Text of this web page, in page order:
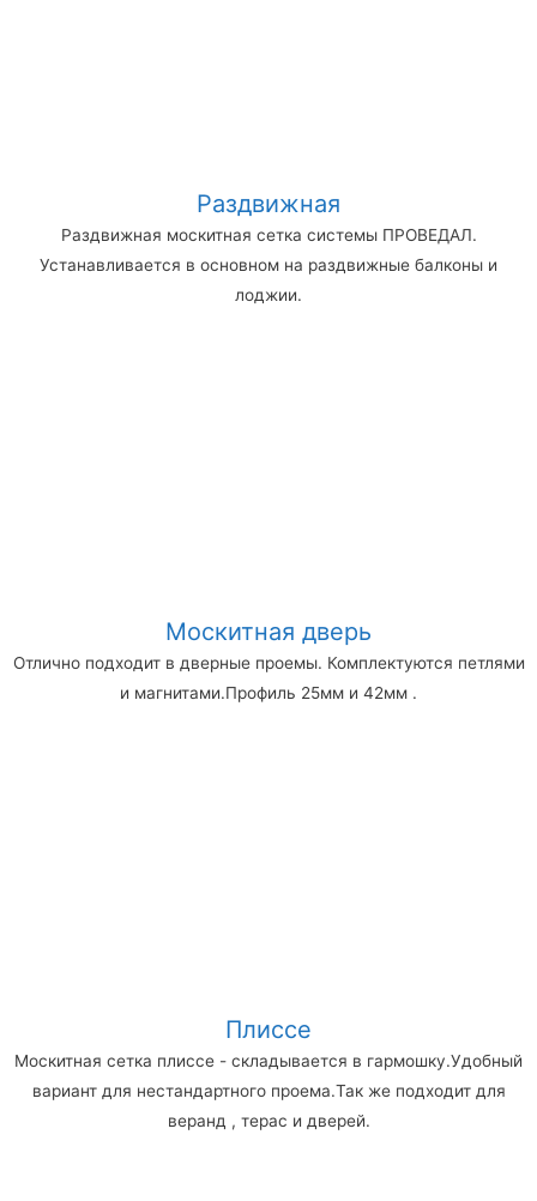
Раздвижная
Раздвижная москитная сетка системы ПРОВЕДАЛ.
Устанавливается в основном на раздвижные балконы и
лоджии.
Москитная дверь
Отлично подходит в дверные проемы. Комплектуются петлями
и магнитами.Профиль 25мм и 42мм .
Плиссе
Москитная сетка плиссе - складывается в гармошку.Удобный
вариант для нестандартного проема.Так же подходит для
веранд , терас и дверей.